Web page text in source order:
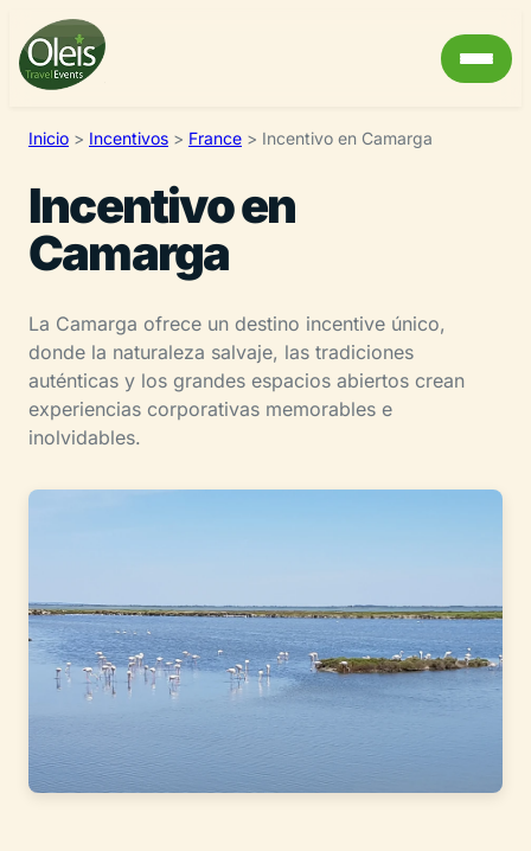
Inicio > Incentivos > France > Incentivo en Camarga
Incentivo en
Camarga
La Camarga ofrece un destino incentive único,
donde la naturaleza salvaje, las tradiciones
auténticas y los grandes espacios abiertos crean
experiencias corporativas memorables e
inolvidables.